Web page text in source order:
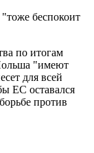
беспокоит
по итогам
"имеют
для всей
ЕС оставался
против